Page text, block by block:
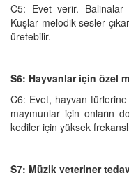
C5: Evet verir. Balinalar
Kuşlar melodik sesler
üretebilir.
S6: Hayvanlar için özel
C6: Evet, hayvan türlerine
maymunlar için onların
kediler için yüksek
S7: Müzik veteriner